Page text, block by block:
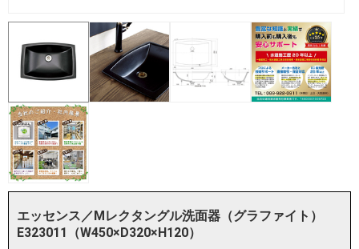
エッセンス／Mレクタングル洗面器（グラファイト）
E323011（W450×D320×H120）